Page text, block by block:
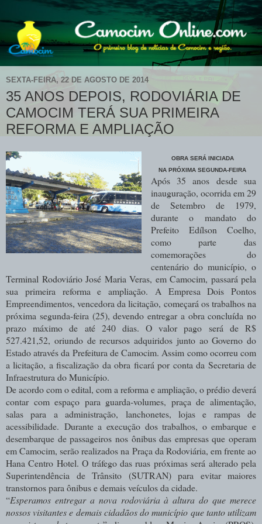
SEXTA-FEIRA, 22 DE AGOSTO DE 2014
35 ANOS DEPOIS, RODOVIÁRIA DE
CAMOCIM TERÁ SUA PRIMEIRA
REFORMA E AMPLIAÇÃO
OBRA SERÁ INICIADA
NA PRÓXIMA SEGUNDA-FEIRA
Após 35 anos desde sua
inauguração, ocorrida em 29
de Setembro de 1979,
durante o mandato do
Prefeito Edílson Coelho,
como parte das
comemorações do
centenário do município, o
Terminal Rodoviário José Maria Veras, em Camocim, passará pela
sua primeira reforma e ampliação. A Empresa Dois Pontos
Empreendimentos, vencedora da licitação, começará os trabalhos na
próxima segunda-feira (25), devendo entregar a obra concluída no
prazo máximo de até 240 dias. O valor pago será de R$
527.421,52, oriundo de recursos adquiridos junto ao Governo do
Estado através da Prefeitura de Camocim. Assim como ocorreu com
a licitação, a fiscalização da obra ficará por conta da Secretaria de
Infraestrutura do Município.
De acordo com o edital, com a reforma e ampliação, o prédio deverá
contar com espaço para guarda-volumes, praça de alimentação,
salas para a administração, lanchonetes, lojas e rampas de
acessibilidade. Durante a execução dos trabalhos, o embarque e
desembarque de passageiros nos ônibus das empresas que operam
em Camocim, serão realizados na Praça da Rodoviária, em frente ao
Hana Centro Hotel. O tráfego das ruas próximas será alterado pela
Superintendência de Trânsito (SUTRAN) para evitar maiores
transtornos para ônibus e demais veículos da cidade.
“Esperamos entregar a nova rodoviária à altura do que merece
nossos visitantes e demais cidadãos do município que tanto utilizam